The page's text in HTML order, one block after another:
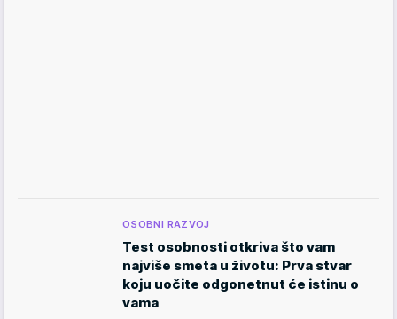
OSOBNI RAZVOJ
Test osobnosti otkriva što vam
najviše smeta u životu: Prva stvar
koju uočite odgonetnut će istinu o
vama